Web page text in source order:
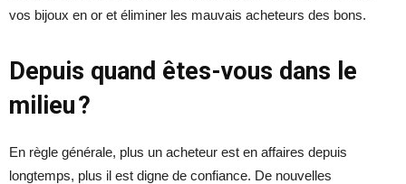
vos bijoux en or et éliminer les mauvais acheteurs des bons.
Depuis quand êtes-vous dans le
milieu ?
En règle générale, plus un acheteur est en affaires depuis
longtemps, plus il est digne de confiance. De nouvelles